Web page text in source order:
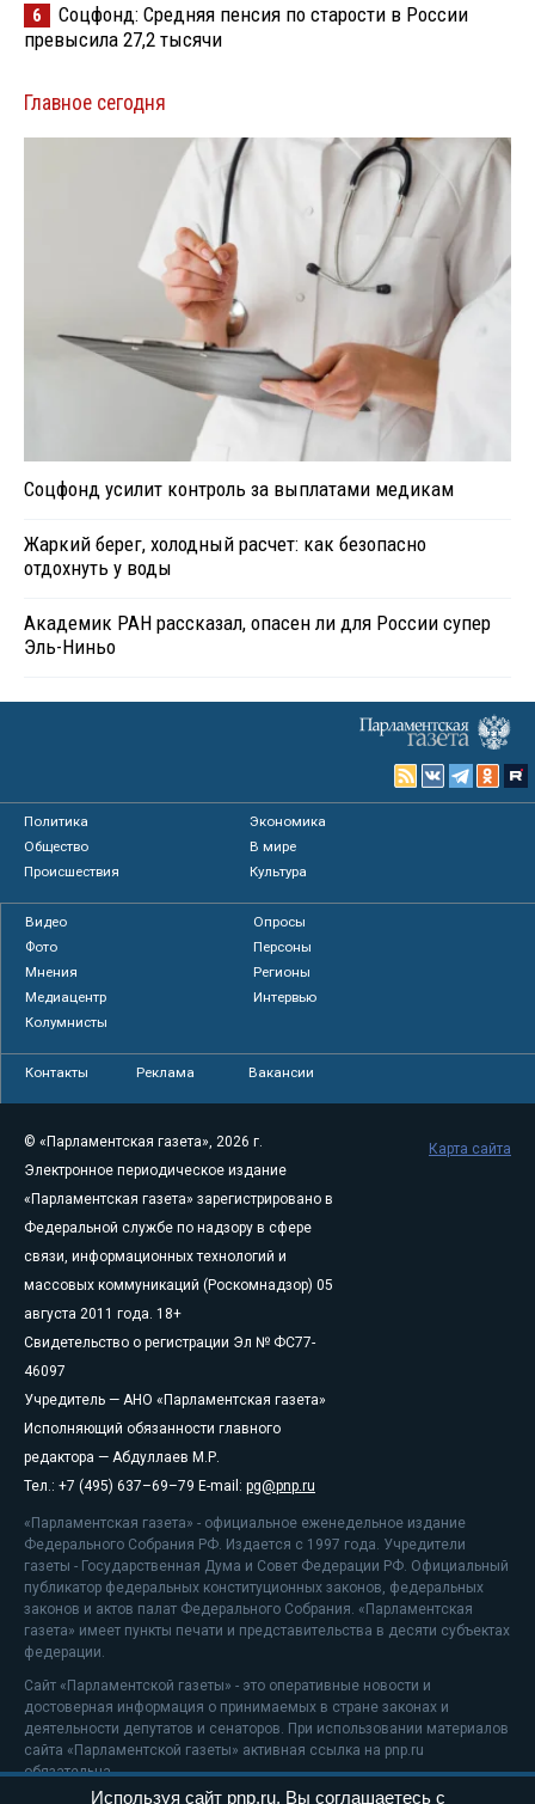
6
Соцфонд: Средняя пенсия по старости в России
превысила 27,2 тысячи
Главное сегодня
Соцфонд усилит контроль за выплатами медикам
Жаркий берег, холодный расчет: как безопасно
отдохнуть у воды
Академик РАН рассказал, опасен ли для России супер
Эль-Ниньо
Политика
Экономика
Общество
В мире
Происшествия
Культура
Видео
Опросы
Фото
Персоны
Мнения
Регионы
Медиацентр
Интервью
Колумнисты
Контакты Реклама Вакансии
© «Парламентская газета», 2026 г.
Электронное периодическое издание
«Парламентская газета» зарегистрировано в
Федеральной службе по надзору в сфере
связи, информационных технологий и
массовых коммуникаций (Роскомнадзор) 05
августа 2011 года. 18+
Свидетельство о регистрации Эл № ФС77-
46097
Учредитель — АНО «Парламентская газета»
Исполняющий обязанности главного
редактора — Абдуллаев М.Р.
Тел.: +7 (495) 637–69–79 E-mail: pg@pnp.ru
«Парламентская газета» - официальное еженедельное издание
Федерального Собрания РФ. Издается с 1997 года. Учредители
газеты - Государственная Дума и Совет Федерации РФ. Официальный
публикатор федеральных конституционных законов, федеральных
законов и актов палат Федерального Собрания. «Парламентская
газета» имеет пункты печати и представительства в десяти субъектах
федерации.
Сайт «Парламентской газеты» - это оперативные новости и
достоверная информация о принимаемых в стране законах и
деятельности депутатов и сенаторов. При использовании материалов
сайта «Парламентской газеты» активная ссылка на pnp.ru
обязательна.
Карта сайта
Используя сайт pnp.ru, Вы соглашаетесь с